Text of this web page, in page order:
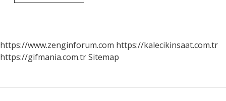
Frekans
https://www.zenginforum.com https://kalecikinsaat.com.tr
https://gifmania.com.trSitemap